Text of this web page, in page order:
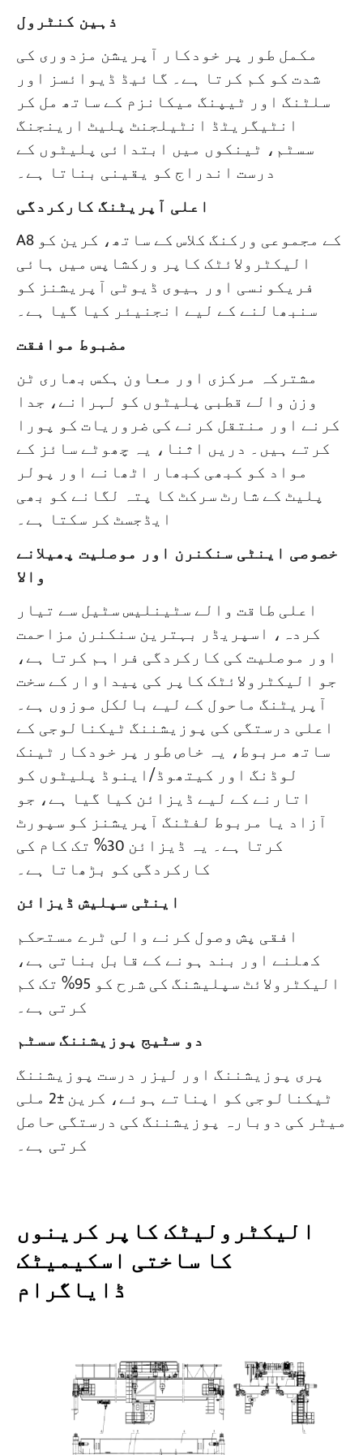
ذہین کنٹرول
مکمل طور پر خودکار آپریشن مزدوری کی
شدت کو کم کرتا ہے۔ گائیڈ ڈیوائسز اور
سلٹنگ اور ٹیپنگ میکانزم کے ساتھ مل کر
انٹیگریٹڈ انٹیلجنٹ پلیٹ ارینجنگ
سسٹم، ٹینکوں میں ابتدائی پلیٹوں کے
درست اندراج کو یقینی بناتا ہے۔
اعلی آپریٹنگ کارکردگی
A8 کے مجموعی ورکنگ کلاس کے ساتھ، کرین کو
الیکٹرولائٹک کاپر ورکشاپس میں ہائی
فریکونسی اور ہیوی ڈیوٹی آپریشنز کو
سنبھالنے کے لیے انجنیئر کیا گیا ہے۔
مضبوط موافقت
مشترکہ مرکزی اور معاون ہکس بھاری ٹن
وزن والے قطبی پلیٹوں کو لہرانے، جدا
کرنے اور منتقل کرنے کی ضروریات کو پورا
کرتے ہیں۔ دریں اثنا، یہ چھوٹے سائز کے
مواد کو کبھی کبھار اٹھانے اور پولر
پلیٹ کے شارٹ سرکٹ کا پتہ لگانے کو بھی
ایڈجسٹ کر سکتا ہے۔
خصوصی اینٹی سنکنرن اور موصلیت پھیلانے
والا
اعلی طاقت والے سٹینلیس سٹیل سے تیار
کردہ، اسپریڈر بہترین سنکنرن مزاحمت
اور موصلیت کی کارکردگی فراہم کرتا ہے،
جو الیکٹرولائٹک کاپر کی پیداوار کے سخت
آپریٹنگ ماحول کے لیے بالکل موزوں ہے۔
اعلی درستگی کی پوزیشننگ ٹیکنالوجی کے
ساتھ مربوط، یہ خاص طور پر خودکار ٹینک
لوڈنگ اور کیتھوڈ/اینوڈ پلیٹوں کو
اتارنے کے لیے ڈیزائن کیا گیا ہے، جو
آزاد یا مربوط لفٹنگ آپریشنز کو سپورٹ
کرتا ہے۔ یہ ڈیزائن 30% تک کام کی
کارکردگی کو بڑھاتا ہے۔
اینٹی سپلیش ڈیزائن
افقی پش وصول کرنے والی ٹرے مستحکم
کھلنے اور بند ہونے کے قابل بناتی ہے،
الیکٹرولائٹ سپلیشنگ کی شرح کو 95% تک کم
کرتی ہے۔
دو سٹیج پوزیشننگ سسٹم
پری پوزیشننگ اور لیزر درست پوزیشننگ
ٹیکنالوجی کو اپناتے ہوئے، کرین ±2 ملی
میٹر کی دوبارہ پوزیشننگ کی درستگی حاصل
کرتی ہے۔
الیکٹرولیٹک کاپر کرینوں
کا ساختی اسکیمیٹک
ڈایاگرام